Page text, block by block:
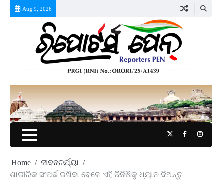
Aug 9, 2026
TwitterFacebook
Home
ଜୀବନଚର୍ଯ୍ୟା
ଶାରୀରିକ ସଂପର୍କ ରଖିବା ବେଳେ ଏହି ଜିନିଷିକୁ ଧ୍ୟାନ ଦିଅନ୍ତୁ